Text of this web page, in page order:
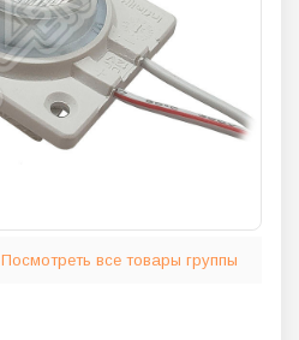
Посмотреть все товары группы